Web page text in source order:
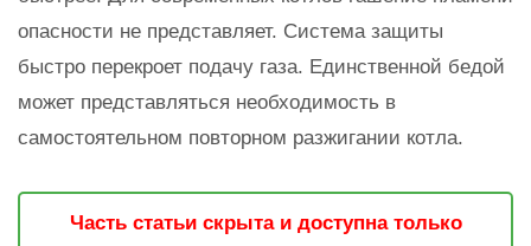
опасности не представляет. Система защиты
быстро перекроет подачу газа. Единственной бедой
может представляться необходимость в
самостоятельном повторном разжигании котла.
Часть статьи скрыта и доступна только